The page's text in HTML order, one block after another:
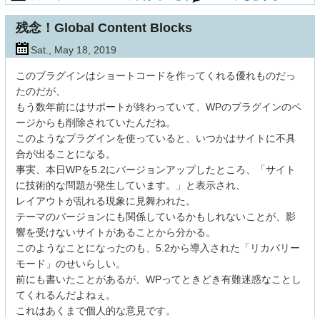
残念！Global Content Blocks
Sat., May 18, 2019
このブラグインはショートコードを作ってくれる優れものだっ
たのだが、
もう数年前にはサポートが終わっていて、WPのプラグインのペ
ージからも削除されていたんだね。
このようなプラグインを使っていると、いつかはサイトに不具
合が出ることになる。
事実、本日WPを5.2にバージョンアップしたところ、「サイト
に技術的な問題が発生しています。」と表示され、
レイアウトが乱れる現象に見舞われた。
テーマのバージョンにも関係しているかもしれないことが、影
響を受けないサイトがあることから分かる。
このようなことになったのも、5.2から導入された「リカバリー
モード」のせいらしい。
前にも書いたことがあるが、WPってときどき有難迷惑なことし
てくれるんだよねぇ。
これはあくまで個人的な意見です。